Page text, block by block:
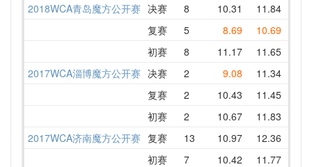
2018WCA青岛魔方公开赛 决赛 8 10.31 11.84
复赛 5 8.69 10.69
初赛 8 11.17 11.65
2017WCA淄博魔方公开赛 决赛 2 9.08 11.34
复赛 2 10.43 11.45
初赛 2 10.67 11.83
2017WCA济南魔方公开赛 复赛 13 10.97 12.36
初赛 7 10.42 11.77